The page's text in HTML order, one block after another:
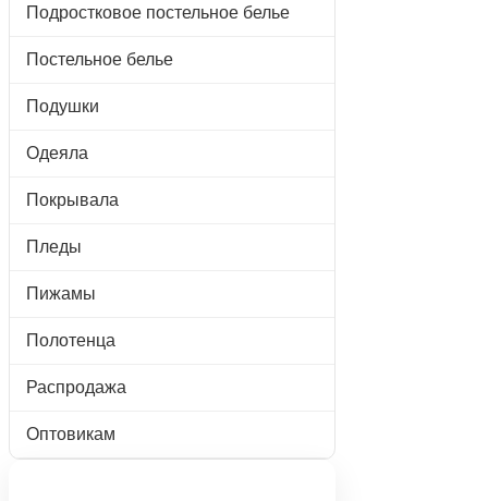
Подростковое постельное белье
Постельное белье
Подушки
Одеяла
Покрывала
Пледы
Пижамы
Полотенца
Распродажа
Оптовикам